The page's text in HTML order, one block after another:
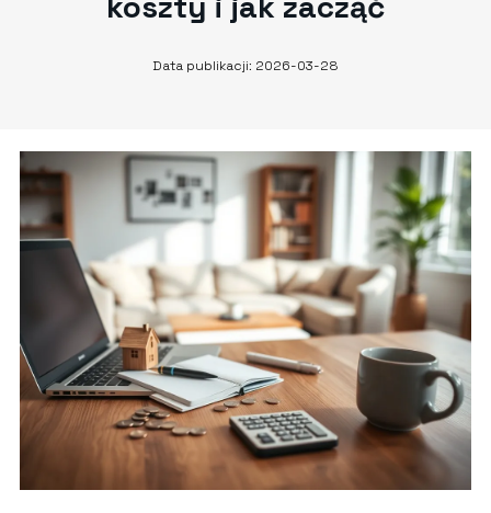
Data publikacji: 2026-03-28